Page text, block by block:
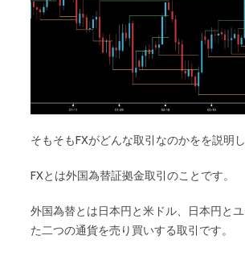
そもそもFXがどんな取引なのかをを説明し
FXとは外国為替証拠金取引のことです。
外国為替とは日本円と米ドル、日本円と
た二つの通貨を売り買いする取引です。